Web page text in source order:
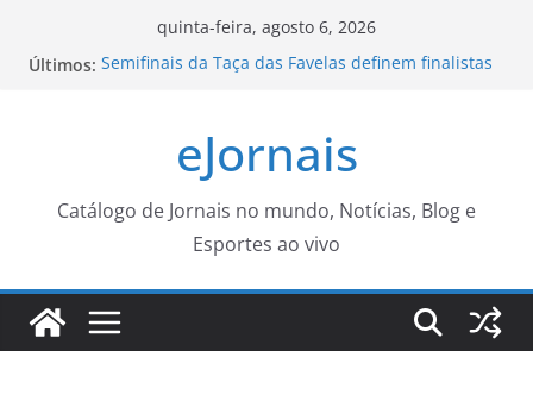
quinta-feira, agosto 6, 2026
Últimos: Semifinais da Taça das Favelas definem finalistas
comunicação alternativa e inclusão em Sorocaba –
Agência de Notícias
Defesa Civil emite alerta para risco de vendaval –
CGNotícias
Campo Grande registra recorde na balança
comercial – CGNotícias
eJornais
Catálogo de Jornais no mundo, Notícias, Blog e
Esportes ao vivo